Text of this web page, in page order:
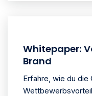
Whitepaper:
Brand
Erfahre, wie du die